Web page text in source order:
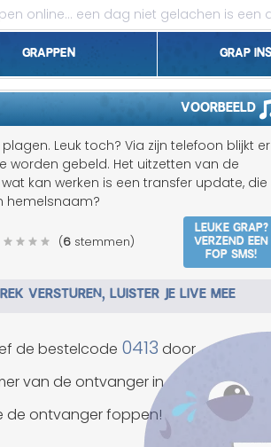
online... een dag niet gelachen is een
Grappen
grappen
grappen
grappen
grappen
grappen
grappen
Grap
Voorbeeld
Leuk toch? Via zijn telefoon blijkt er
gebeld. Het uitzetten van de
kan werken is een transfer update, die
hemelsnaam?
(6 stemmen)
Leuke grap?
Verzend een
fop SMS!
VERSTUREN, LUISTER JE LIVE MEE
de bestelcode 0413 door
van de ontvanger in
de ontvanger foppen!